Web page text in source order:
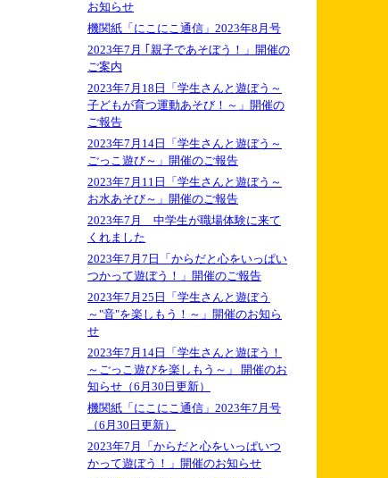
お知らせ
機関紙「にこにこ通信」2023年8月号
2023年7月 ｢親子であそぼう！」開催の
ご案内
2023年7月18日「学生さんと遊ぼう～
子どもが育つ運動あそび！～」開催の
ご報告
2023年7月14日「学生さんと遊ぼう～
ごっこ遊び～」開催のご報告
2023年7月11日「学生さんと遊ぼう～
お水あそび～」開催のご報告
2023年7月 中学生が職場体験に来て
くれました
2023年7月7日「からだと心をいっぱい
つかって遊ぼう！」開催のご報告
2023年7月25日「学生さんと遊ぼう
～"音"を楽しもう！～」開催のお知ら
せ
2023年7月14日「学生さんと遊ぼう！
～ごっこ遊びを楽しもう～」 開催のお
知らせ（6月30日更新）
機関紙「にこにこ通信」2023年7月号
（6月30日更新）
2023年7月「からだと心をいっぱいつ
かって遊ぼう！」開催のお知らせ